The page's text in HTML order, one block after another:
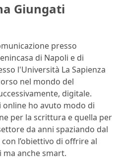
Giungati
presso
di Napoli e di
l'Università La Sapienza
nel mondo del
digitale.
online ho avuto modo di
per la scrittura e quella per
da anni spaziando dal
l’obiettivo di offrire al
anche smart.